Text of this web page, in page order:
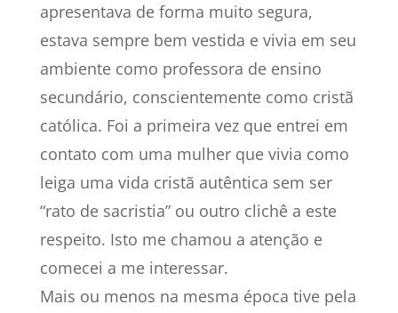
apresentava de forma muito segura,
estava sempre bem vestida e vivia em seu
ambiente como professora de ensino
secundário, conscientemente como cristã
católica. Foi a primeira vez que entrei em
contato com uma mulher que vivia como
leiga uma vida cristã autêntica sem ser
“rato de sacristia” ou outro clichê a este
respeito. Isto me chamou a atenção e
comecei a me interessar.
Mais ou menos na mesma época tive pela